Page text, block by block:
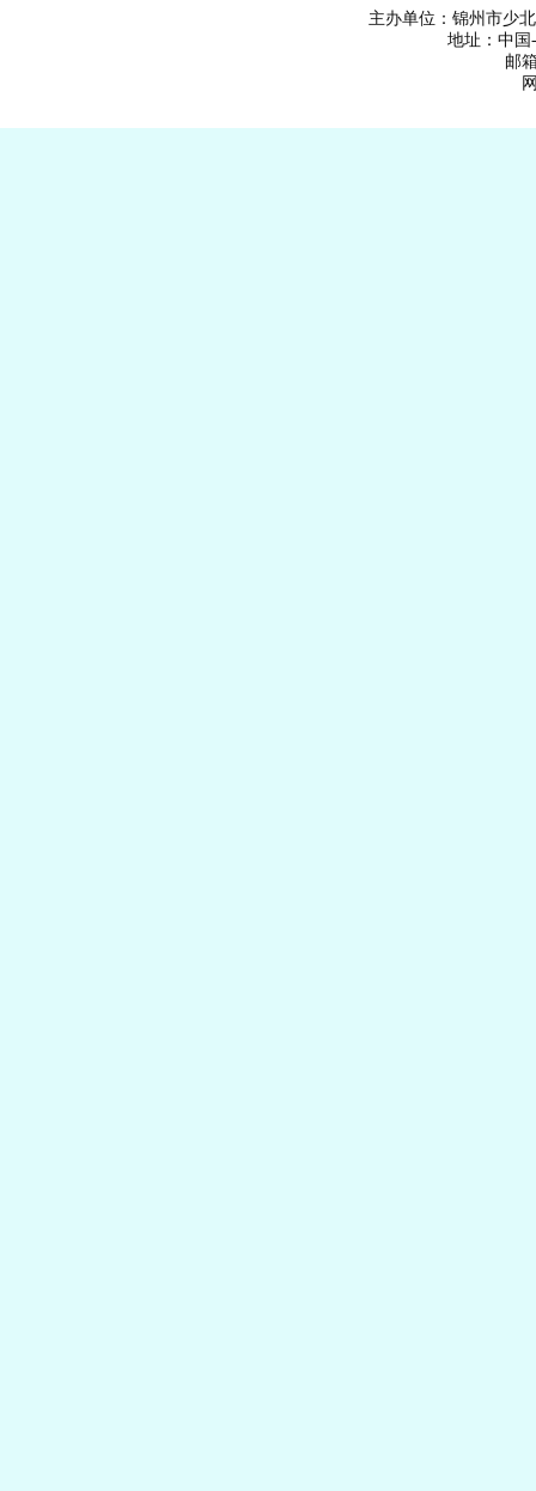
主办单位：锦州市少
地址：中国
邮